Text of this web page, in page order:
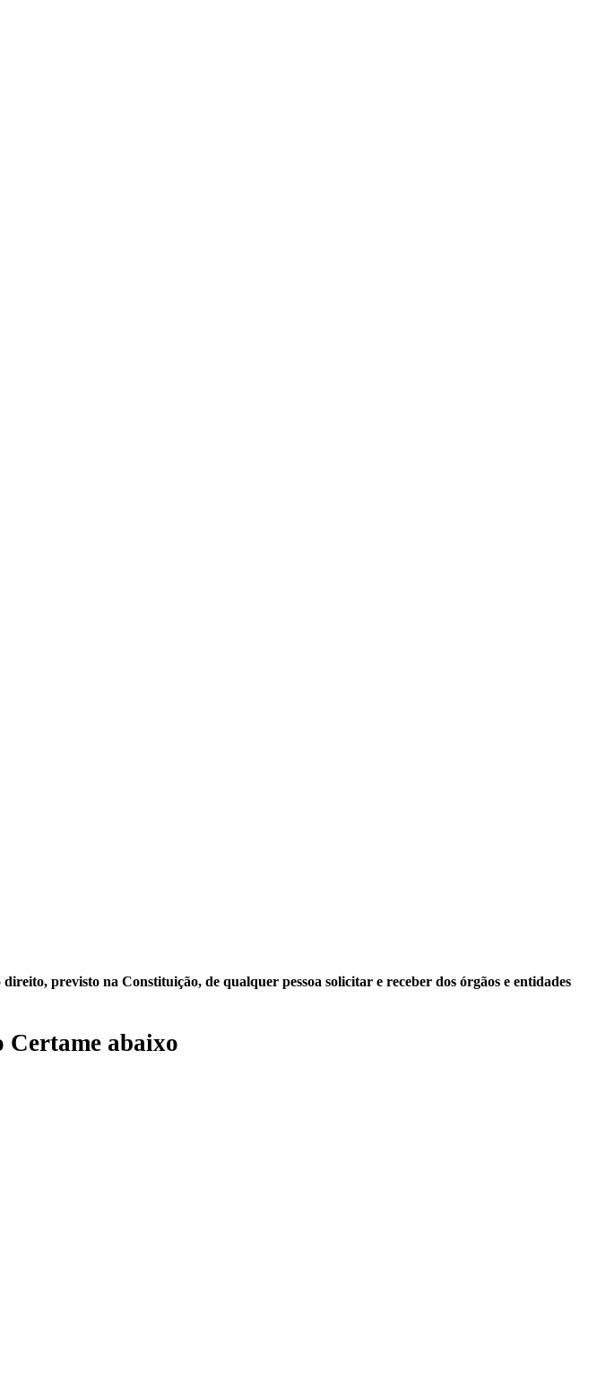
previsto na Constituição, de qualquer pessoa solicitar e receber dos órgãos e entidades
Certame abaixo